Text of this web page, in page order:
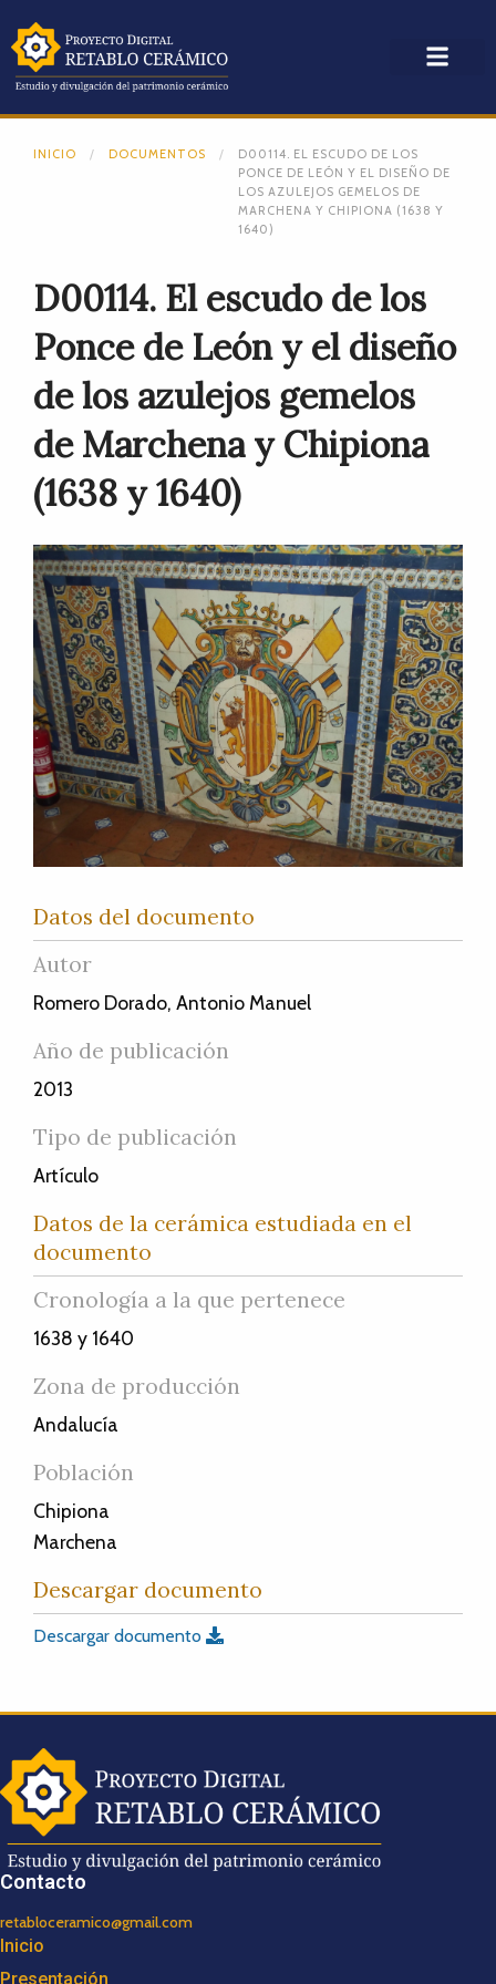
INICIO DOCUMENTOS
D00114. EL ESCUDO DE LOS
PONCE DE LEÓN Y EL DISEÑO DE
LOS AZULEJOS GEMELOS DE
MARCHENA Y CHIPIONA (1638 Y
1640)
D00114. El escudo de los
Ponce de León y el diseño
de los azulejos gemelos
de Marchena y Chipiona
(1638 y 1640)
Datos del documento
Autor
Romero Dorado, Antonio Manuel
Año de publicación
2013
Tipo de publicación
Artículo
Datos de la cerámica estudiada en el
documento
Cronología a la que pertenece
1638 y 1640
Zona de producción
Andalucía
Población
Chipiona
Marchena
Descargar documento
Descargar documento
Contacto
retabloceramico@gmail.com
Inicio
Presentación